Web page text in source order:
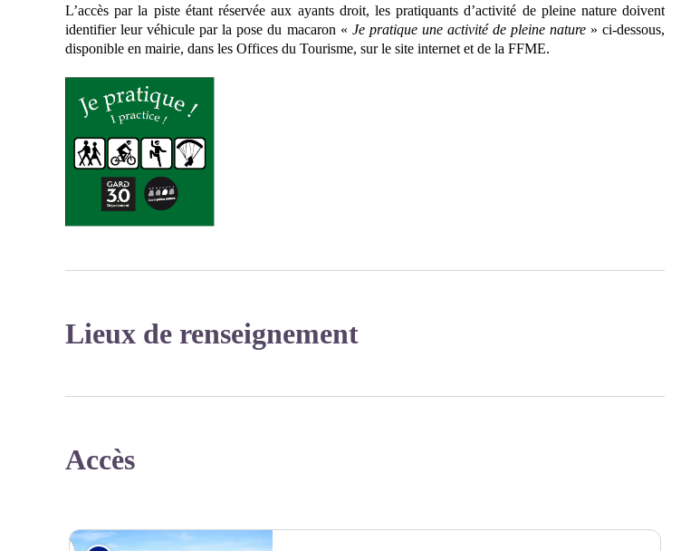
L’accès par la piste étant réservée aux ayants droit, les pratiquants d’activité de pleine nature doivent
identifier leur véhicule par la pose du macaron « Je pratique une activité de pleine nature » ci-dessous,
disponible en mairie, dans les Offices du Tourisme, sur le site internet et de la FFME.
Lieux de renseignement
Accès